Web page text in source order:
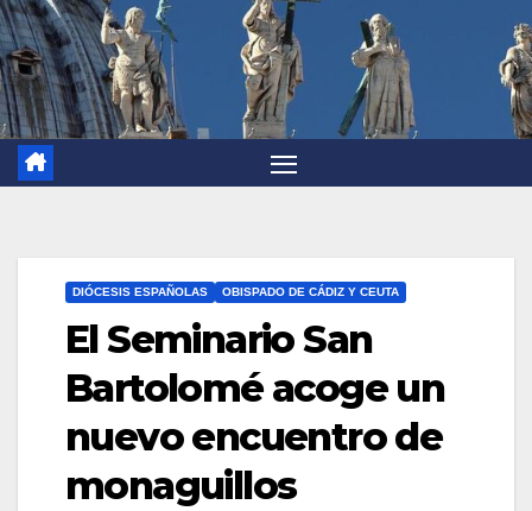
DIÓCESIS ESPAÑOLAS OBISPADO DE CÁDIZ Y CEUTA
El Seminario San
Bartolomé acoge un
nuevo encuentro de
monaguillos